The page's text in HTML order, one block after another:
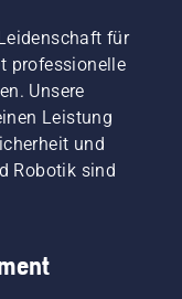
für
professionelle
Unsere
Leistung
und
Robotik sind